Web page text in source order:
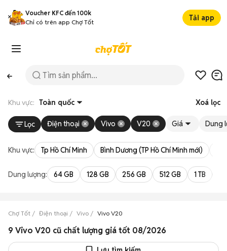
Voucher KFC đến 100k
Chỉ có trên app Chợ Tốt
Tải app
Khu vực: Toàn quốc Xoá lọc
Lọc Điện thoại Vivo V20 Giá Dung
Khu vực: Tp Hồ Chí Minh Bình Dương (TP Hồ Chí Minh mới)
Dung lượng: 64 GB 128 GB 256 GB 512 GB 1 TB
Chợ Tốt Điện thoại Vivo Vivo V20
9 Vivo V20 cũ chất lượng giá tốt 08/2026